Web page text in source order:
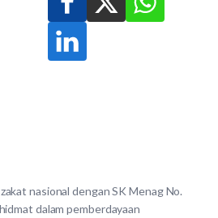
nasional dengan SK Menag No.
dalam pemberdayaan